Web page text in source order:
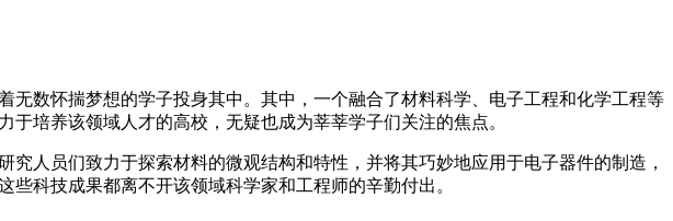
数怀揣梦想的学子投身其中。其中，一个融合了材料科学、电子工程和化学工程等
培养该领域人才的高校，无疑也成为莘莘学子们关注的焦点。
人员们致力于探索材料的微观结构和特性，并将其巧妙地应用于电子器件的制造，
科技成果都离不开该领域科学家和工程师的辛勤付出。